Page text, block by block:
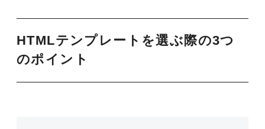
HTMLテンプレートを選ぶ際の3つ
のポイント